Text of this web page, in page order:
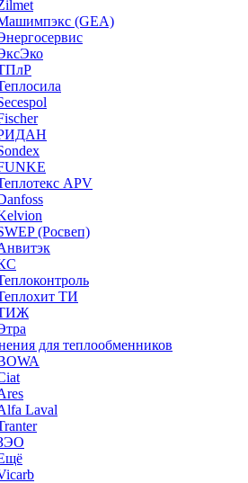
(GEA)
APV
(Росвеп)
ТИ
для теплообменников
Laval